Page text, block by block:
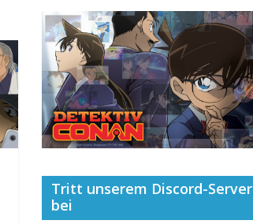
Tritt unserem Discord-Server
bei